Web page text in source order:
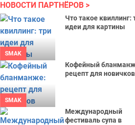
НОВОСТИ ПАРТНЁРОВ
SMAK
Что такое квиллинг:
идеи для картины
SMAK
Кофейный
рецепт для новичков
Международный
фестиваль супа в